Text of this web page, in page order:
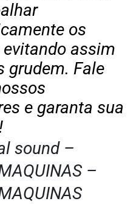
os
assim
grudem. Fale
e garanta sua
sound –
–